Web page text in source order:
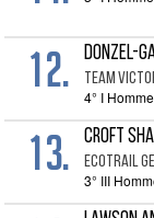
12. DONZEL-
TEAM
4° I Homme
13. CROFT
ECOTRAIL
3° III